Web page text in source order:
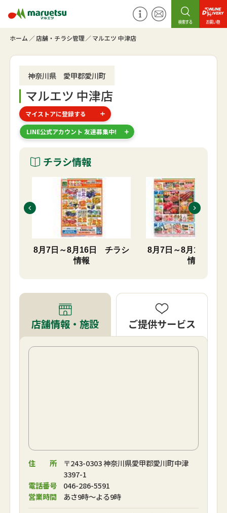
ホーム 店舗・チラシ管理 マルエツ 中津店
神奈川県 愛甲郡愛川町
マルエツ 中津店
マイストアに登録する
LINE公式アカウント 友達募集中!
チラシ情報
8月7日～8月16日 チラシ
情報
8月7日～8月10日
情報
店舗情報・施設 ご提供サービス
住 所
〒243-0303 神奈川県愛甲郡愛川町中津
3397-1
電話番号
046-286-5591
営業時間
あさ9時～よる9時